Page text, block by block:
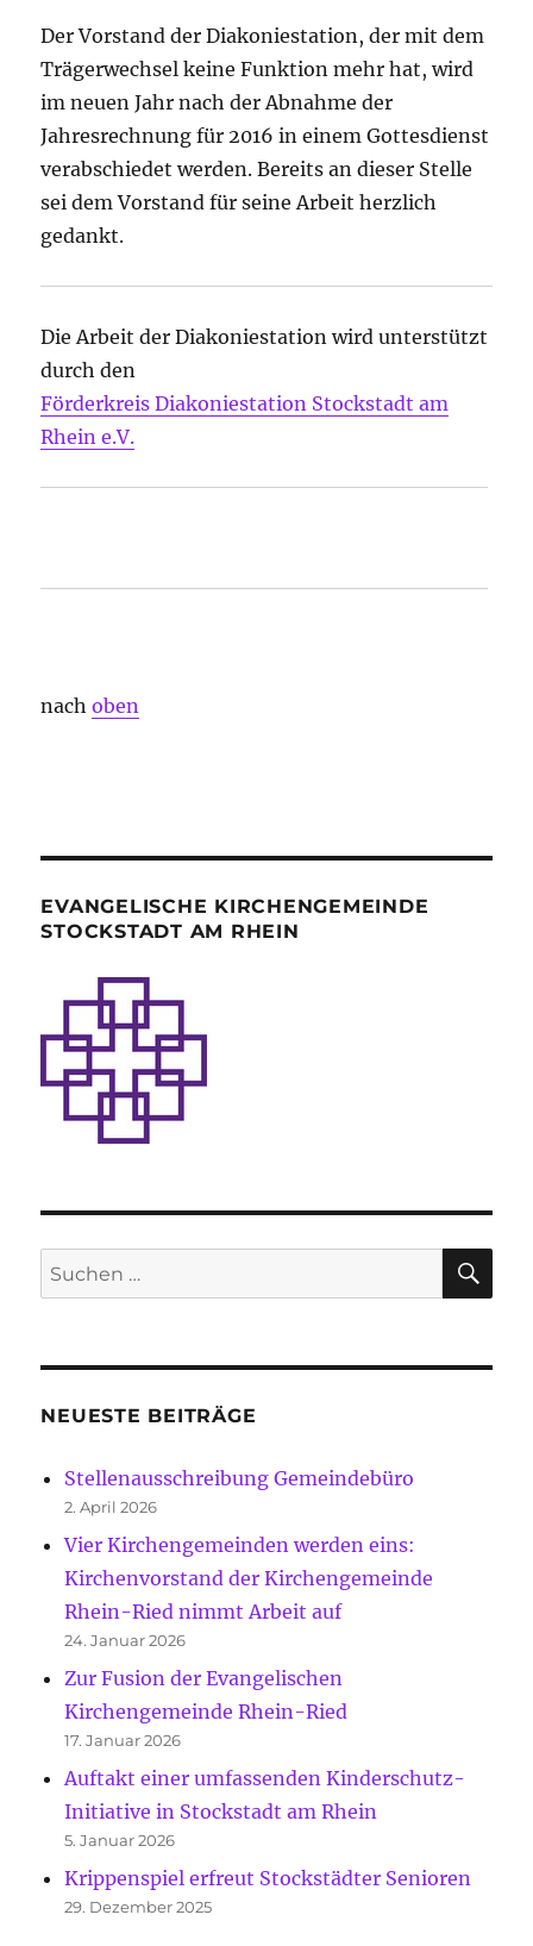
Der Vorstand der Diakoniestation, der mit dem
Trägerwechsel keine Funktion mehr hat, wird
im neuen Jahr nach der Abnahme der
Jahresrechnung für 2016 in einem Gottesdienst
verabschiedet werden. Bereits an dieser Stelle
sei dem Vorstand für seine Arbeit herzlich
gedankt.
Die Arbeit der Diakoniestation wird unterstützt
durch den
Förderkreis Diakoniestation Stockstadt am
Rhein e.V.
nachoben
EVANGELISCHE KIRCHENGEMEINDE
STOCKSTADT AM RHEIN
Suche
nach:
NEUESTE BEITRÄGE
Stellenausschreibung Gemeindebüro
2. April 2026
Vier Kirchengemeinden werden eins:
Kirchenvorstand der Kirchengemeinde
Rhein-Ried nimmt Arbeit auf
24. Januar 2026
Zur Fusion der Evangelischen
Kirchengemeinde Rhein-Ried
17. Januar 2026
Auftakt einer umfassenden Kinderschutz-
Initiative in Stockstadt am Rhein
5. Januar 2026
Krippenspiel erfreut Stockstädter Senioren
29. Dezember 2025